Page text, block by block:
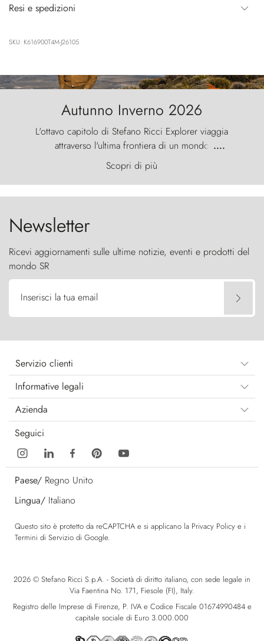
Resi e spedizioni
SKU: K616900T4M-J26105
Autunno Inverno 2026
L'ottavo capitolo di Stefano Ricci Explorer viaggia
attraverso l'ultima frontiera di un mondo
primordiale, dove il vento scolpisce la natura con
furia ancestrale e le Torres del Paine sfidano il
cielo come sentinelle di pietra.
....
Scopri di più
Newsletter
Ricevi aggiornamenti sulle ultime notizie, eventi e prodotti del
mondo SR
Inserisci la tua email
Servizio clienti
Informative legali
Azienda
Seguici
Paese/ Regno Unito
Lingua/ Italiano
Questo sito è protetto da reCAPTCHA e si applicano la Privacy Policy e i
Termini di Servizio di Google.
2026 © Stefano Ricci S.p.A. - Società di diritto italiano, con sede legale in
Via Faentina No. 171, Fiesole (FI), Italy.
Registro delle Imprese di Firenze, P. IVA e Codice Fiscale 01674990484 e
capitale sociale di Euro 3.000.000